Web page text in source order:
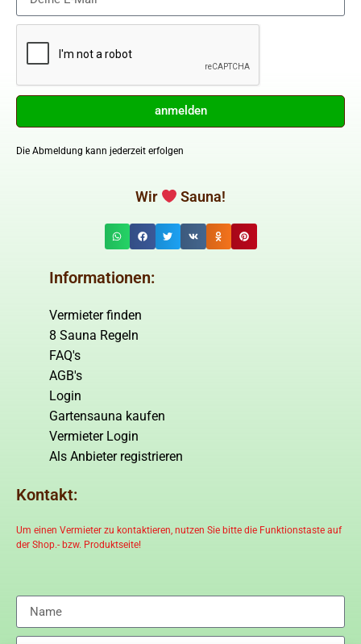
anmelden
Die Abmeldung kann jederzeit erfolgen
Wir Sauna!
Informationen:
Vermieter finden
8 Sauna Regeln
FAQ's
AGB's
Login
Gartensauna kaufen
Vermieter Login
Als Anbieter registrieren
Kontakt:
Um einen Vermieter zu kontaktieren, nutzen Sie bitte die Funktionstaste auf
der Shop.- bzw. Produktseite!